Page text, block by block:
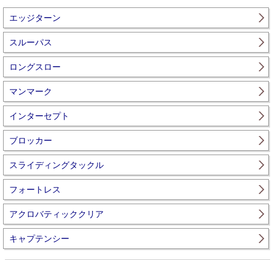
エッジターン
スルーパス
ロングスロー
マンマーク
インターセプト
ブロッカー
スライディングタックル
フォートレス
アクロバティッククリア
キャプテンシー